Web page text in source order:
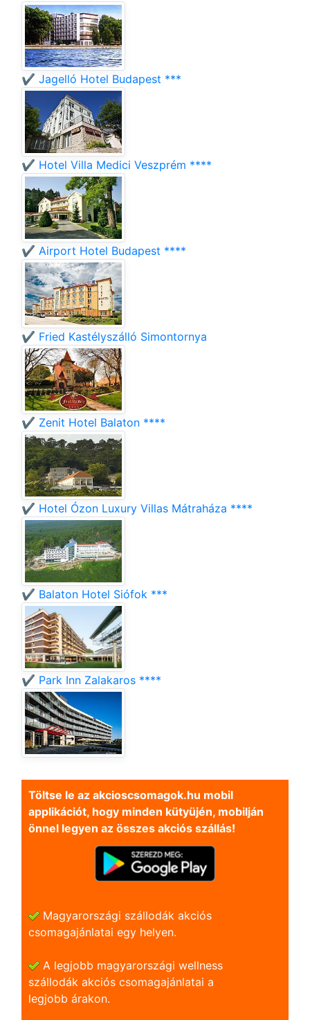
✔️ Jagelló Hotel Budapest ***
✔️ Hotel Villa Medici Veszprém ****
✔️ Airport Hotel Budapest ****
✔️ Fried Kastélyszálló Simontornya
✔️ Zenit Hotel Balaton ****
✔️ Hotel Ózon Luxury Villas Mátraháza ****
✔️ Balaton Hotel Siófok ***
✔️ Park Inn Zalakaros ****
Töltse le az akcioscsomagok.hu mobil
applikációt, hogy minden kütyüjén, mobilján
önnel legyen az összes akciós szállás!
Magyarországi szállodák akciós
csomagajánlatai egy helyen.
A legjobb magyarországi wellness
szállodák akciós csomagajánlatai a
legjobb árakon.